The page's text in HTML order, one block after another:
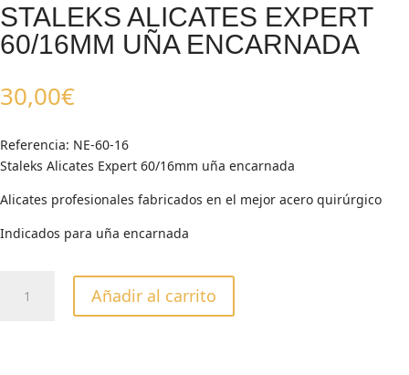
STALEKS ALICATES EXPERT
60/16MM UÑA ENCARNADA
30,00€
Referencia: NE-60-16
Staleks Alicates Expert 60/16mm uña encarnada
Alicates profesionales fabricados en el mejor acero quirúrgico
Indicados para uña encarnada
ALICATES
Añadir al carrito